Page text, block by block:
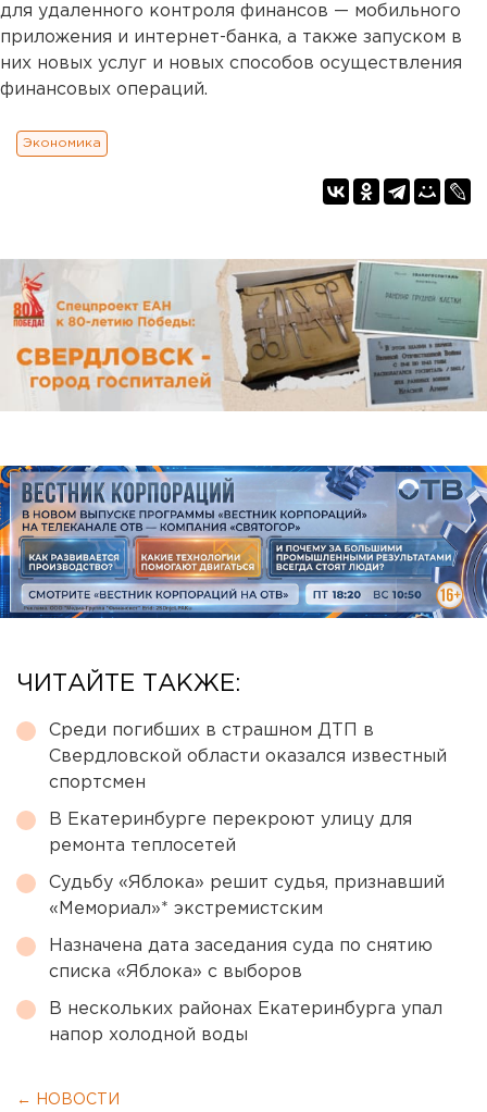
для удаленного контроля финансов — мобильного
приложения и интернет-банка, а также запуском в
них новых услуг и новых способов осуществления
финансовых операций.
Экономика
ЧИТАЙТЕ ТАКЖЕ:
Среди погибших в страшном ДТП в
Свердловской области оказался известный
спортсмен
В Екатеринбурге перекроют улицу для
ремонта теплосетей
Судьбу «Яблока» решит судья, признавший
«Мемориал»* экстремистским
Назначена дата заседания суда по снятию
списка «Яблока» с выборов
В нескольких районах Екатеринбурга упал
напор холодной воды
← НОВОСТИ